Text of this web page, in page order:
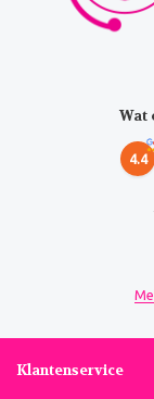
Wat
4.4
Klantenservice